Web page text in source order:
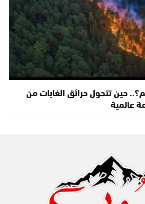
حين تتحول حرائق الغابات من
عالمية